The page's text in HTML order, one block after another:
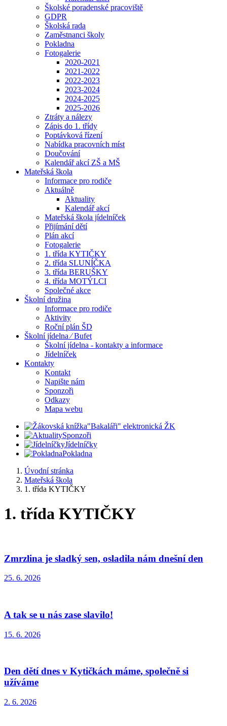
Školské poradenské pracoviště
GDPR
Školská rada
Zaměstnanci školy
Pokladna
Fotogalerie
2020-2021
2021-2022
2022-2023
2023-2024
2024-2025
2025-2026
Ztráty a nálezy
Zápis do 1. třídy
Poptávková řízení
Nabídka pracovních míst
Doučování
Kalendář akcí ZŠ a MŠ
Mateřská škola
Informace pro rodiče
Aktuálně
Aktuality
Kalendář akcí
Mateřská škola jídelníček
Přijímání dětí
Plán akcí
Fotogalerie
1. třída KYTIČKY
2. třída SLUNÍČKA
3. třída BERUŠKY
4. třída MOTÝLCI
Společné akce
Školní družina
Informace pro rodiče
Aktivity
Roční plán ŠD
Školní jídelna ⁄ Bufet
Školní jídelna - kontakty a informace
Jídelníček
Kontakty
Kontakt
Napište nám
Sponzoři
Odkazy
Mapa webu
"Bakaláři" elektronická ŽK
Sponzoři
Jídelníčky
Pokladna
Úvodní stránka
Mateřská škola
1. třída KYTIČKY
1. třída KYTIČKY
Zmrzlina je sladký sen, osladila nám dnešní den
25. 6. 2026
A tak se u nás zase slavilo!
15. 6. 2026
Den dětí dnes v Kytičkách máme, společně si
užíváme
2. 6. 2026